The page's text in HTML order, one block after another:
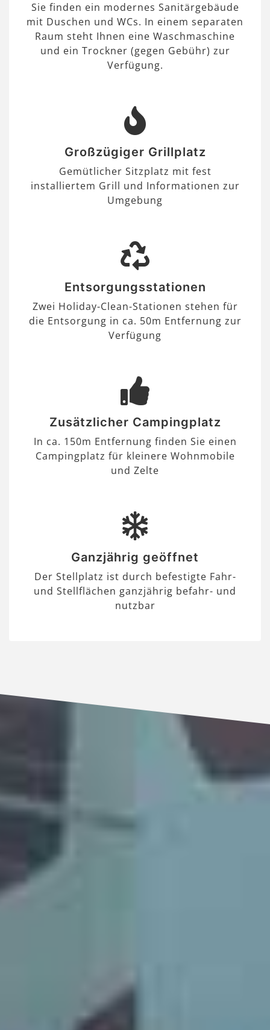
Sie finden ein modernes Sanitärgebäude
mit Duschen und WCs. In einem separaten
Raum steht Ihnen eine Waschmaschine
und ein Trockner (gegen Gebühr) zur
Verfügung.
Großzügiger Grillplatz
Gemütlicher Sitzplatz mit fest
installiertem Grill und Informationen zur
Umgebung
Entsorgungsstationen
Zwei Holiday-Clean-Stationen stehen für
die Entsorgung in ca. 50m Entfernung zur
Verfügung
Zusätzlicher Campingplatz
In ca. 150m Entfernung finden Sie einen
Campingplatz für kleinere Wohnmobile
und Zelte
Ganzjährig geöffnet
Der Stellplatz ist durch befestigte Fahr-
und Stellflächen ganzjährig befahr- und
nutzbar